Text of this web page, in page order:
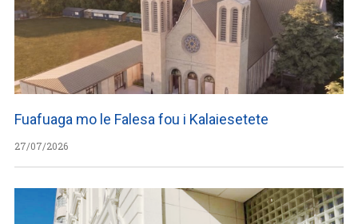
Fuafuaga mo le Falesa fou i Kalaiesetete
27/07/2026